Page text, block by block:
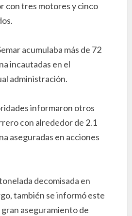
con tres motores y cinco
acumulaba más de 72
incautadas en el
administración.
informaron otros
con alrededor de 2.1
aseguradas en acciones
decomisada en
también se informó este
aseguramiento de